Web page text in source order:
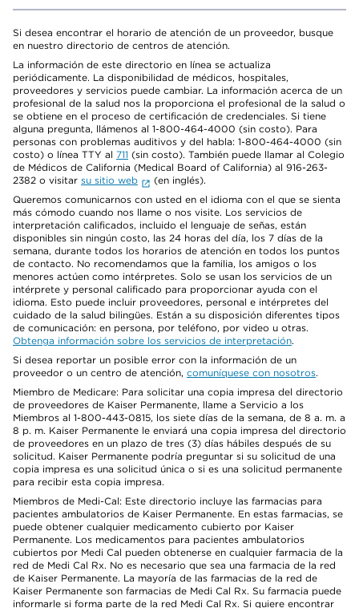
Si desea encontrar el horario de atención de un proveedor, busque
en nuestro directorio de centros de atención.
La información de este directorio en línea se actualiza
periódicamente. La disponibilidad de médicos, hospitales,
proveedores y servicios puede cambiar. La información acerca de un
profesional de la salud nos la proporciona el profesional de la salud o
se obtiene en el proceso de certificación de credenciales. Si tiene
alguna pregunta, llámenos al 1-800-464-4000 (sin costo). Para
personas con problemas auditivos y del habla: 1-800-464-4000 (sin
costo) o línea TTY al 711 (sin costo). También puede llamar al Colegio
de Médicos de California (Medical Board of California) al 916-263-
2382 o visitar su sitio web
(en inglés).
Queremos comunicarnos con usted en el idioma con el que se sienta
más cómodo cuando nos llame o nos visite. Los servicios de
interpretación calificados, incluido el lenguaje de señas, están
disponibles sin ningún costo, las 24 horas del día, los 7 días de la
semana, durante todos los horarios de atención en todos los puntos
de contacto. No recomendamos que la familia, los amigos o los
menores actúen como intérpretes. Solo se usan los servicios de un
intérprete y personal calificado para proporcionar ayuda con el
idioma. Esto puede incluir proveedores, personal e intérpretes del
cuidado de la salud bilingües. Están a su disposición diferentes tipos
de comunicación: en persona, por teléfono, por video u otras.
Obtenga información sobre los servicios de interpretación.
Si desea reportar un posible error con la información de un
proveedor o un centro de atención, comuníquese con nosotros.
Miembro de Medicare: Para solicitar una copia impresa del directorio
de proveedores de Kaiser Permanente, llame a Servicio a los
Miembros al 1-800-443-0815, los siete días de la semana, de 8 a. m. a
8 p. m. Kaiser Permanente le enviará una copia impresa del directorio
de proveedores en un plazo de tres (3) días hábiles después de su
solicitud. Kaiser Permanente podría preguntar si su solicitud de una
copia impresa es una solicitud única o si es una solicitud permanente
para recibir esta copia impresa.
Miembros de Medi-Cal: Este directorio incluye las farmacias para
pacientes ambulatorios de Kaiser Permanente. En estas farmacias, se
puede obtener cualquier medicamento cubierto por Kaiser
Permanente. Los medicamentos para pacientes ambulatorios
cubiertos por Medi Cal pueden obtenerse en cualquier farmacia de la
red de Medi Cal Rx. No es necesario que sea una farmacia de la red
de Kaiser Permanente. La mayoría de las farmacias de la red de
Kaiser Permanente son farmacias de Medi Cal Rx. Su farmacia puede
informarle si forma parte de la red Medi Cal Rx. Si quiere encontrar